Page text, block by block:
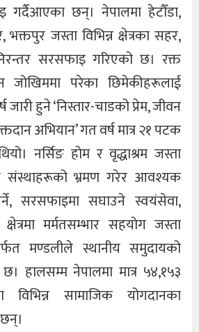
गर्दैआएका छन्। नेपालमा हेटौँडा,
जस्ता विभिन्न क्षेत्रका सहर,
सरसफाइ गरिएको छ। रक्त
परेका छिमेकीहरूलाई
हुने ‘निस्तार-चाडको प्रेम, जीवन
अभियान’ गत वर्ष मात्र २१ पटक
नर्सिङ होम र वृद्धाश्रम जस्ता
संस्थाहरूको भ्रमण गरेर आवश्यक
सरसफाइमा सघाउने स्वयंसेवा,
मर्मतसम्भार सहयोग जस्ता
मण्डलीले स्थानीय समुदायको
हालसम्म नेपालमा मात्र ५४,१५३
सामाजिक योगदानका